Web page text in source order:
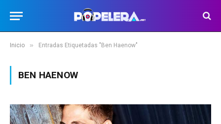
Inicio » Entradas Etiquetadas "Ben Haenow"
BEN HAENOW